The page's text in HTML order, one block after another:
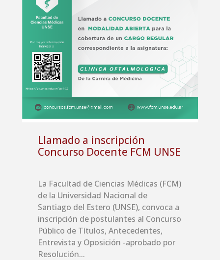
Llamado a inscripción
Concurso Docente FCM UNSE
La Facultad de Ciencias Médicas (FCM)
de la Universidad Nacional de
Santiago del Estero (UNSE), convoca a
inscripción de postulantes al Concurso
Público de Títulos, Antecedentes,
Entrevista y Oposición -aprobado por
Resolución...